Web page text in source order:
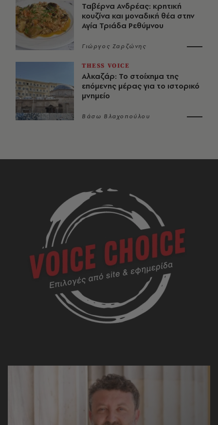
Ταβέρνα Ανδρέας: κρητική
κουζίνα και μοναδική θέα στην
Αγία Τριάδα Ρεθύμνου
Γιώργος Ζαρζώνης
THESS VOICE
Αλκαζάρ: Το στοίχημα της
επόμενης μέρας για το ιστορικό
μνημείο
Βάσω Βλαχοπούλου